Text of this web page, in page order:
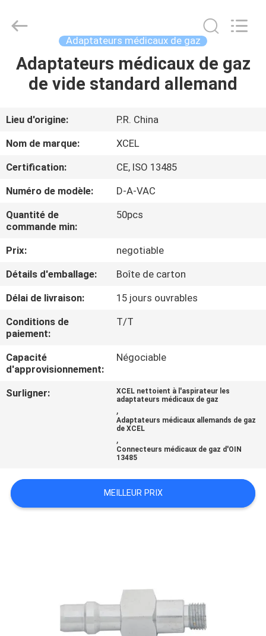
MAISON
AU
SUJET
NOUS
D'USINE
CONTRÔLE
DE
QUALITÉ
CONTACTEZ-
NOUS
PLAN
Solutions
Reserved.
Adaptateurs médicaux de gaz
Adaptateurs médicaux de gaz
de vide standard allemand
Lieu d'origine:
P.R. China
Nom de marque:
XCEL
Certification:
CE, ISO 13485
Numéro de modèle:
D-A-VAC
Quantité de
commande min:
50pcs
Prix:
negotiable
Détails d'emballage:
Boîte de carton
Délai de livraison:
15 jours ouvrables
Conditions de
paiement:
T/T
Capacité
d'approvisionnement:
Négociable
Surligner:
XCEL nettoient à l'aspirateur les
adaptateurs médicaux de gaz
,
Adaptateurs médicaux allemands de gaz
de XCEL
,
Connecteurs médicaux de gaz d'OIN
13485
MEILLEUR PRIX